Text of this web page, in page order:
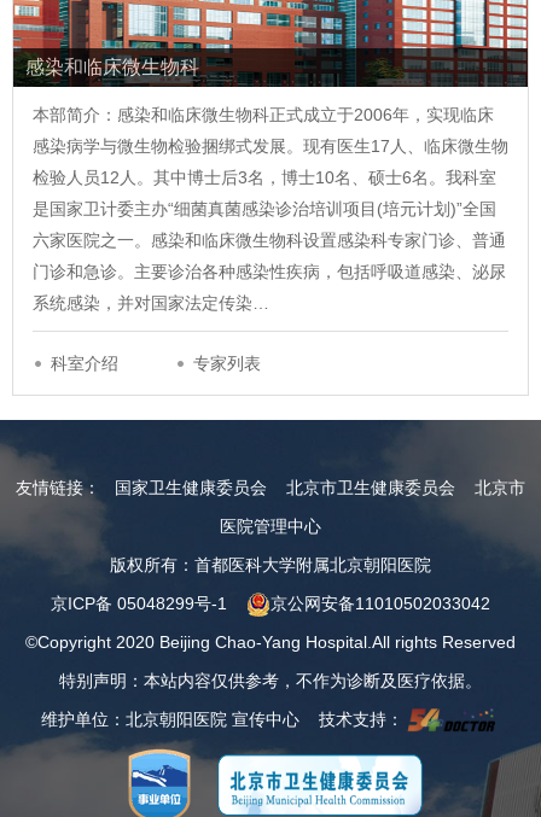
感染和临床微生物科
本部简介：感染和临床微生物科正式成立于2006年，实现临床
感染病学与微生物检验捆绑式发展。现有医生17人、临床微生物
检验人员12人。其中博士后3名，博士10名、硕士6名。我科室
是国家卫计委主办“细菌真菌感染诊治培训项目(培元计划)”全国
六家医院之一。感染和临床微生物科设置感染科专家门诊、普通
门诊和急诊。主要诊治各种感染性疾病，包括呼吸道感染、泌尿
系统感染，并对国家法定传染…
科室介绍 专家列表
友情链接： 国家卫生健康委员会 北京市卫生健康委员会
北京市
医院管理中心
版权所有：首都医科大学附属北京朝阳医院
京ICP备 05048299号-1
京公网安备11010502033042
©Copyright 2020 Beijing Chao-Yang Hospital.All rights Reserved
特别声明：本站内容仅供参考，不作为诊断及医疗依据。
维护单位：北京朝阳医院 宣传中心 技术支持：